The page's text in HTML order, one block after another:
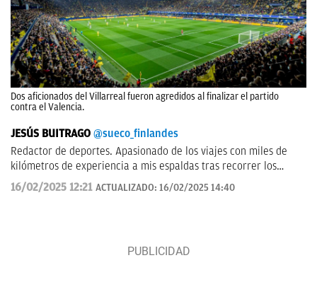
Dos aficionados del Villarreal fueron agredidos al finalizar el partido
contra el Valencia.
JESÚS BUITRAGO @sueco_finlandes
Redactor de deportes. Apasionado de los viajes con miles de
kilómetros de experiencia a mis espaldas tras recorrer los
cinco continentes y más de 100 países.
16/02/2025 12:21 ACTUALIZADO: 16/02/2025 14:40